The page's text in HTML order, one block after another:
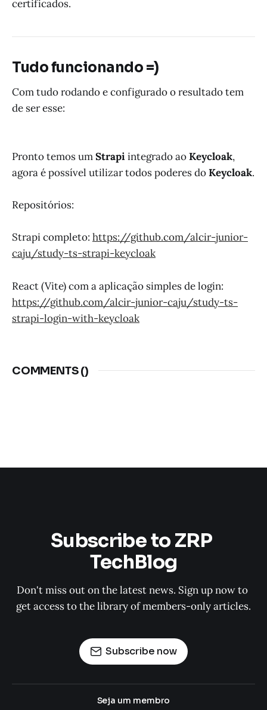
certificados.
Tudo funcionando =)
Com tudo rodando e configurado o resultado tem
de ser esse:
Pronto temos umStrapiintegrado aoKeycloak,
agora é possível utilizar todos poderes doKeycloak.
Repositórios:
Strapi completo: https://github.com/alcir-junior-
caju/study-ts-strapi-keycloak
React (Vite) com a aplicação simples de login:
https://github.com/alcir-junior-caju/study-ts-
strapi-login-with-keycloak
COMMENTS ()
Subscribe to ZRP
TechBlog
Don't miss out on the latest news. Sign up now to
get access to the library of members-only articles.
Subscribe now
Seja um membro